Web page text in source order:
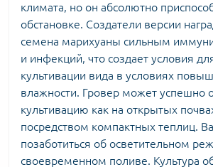
климата, но он абсолютно
обстановке. Создатели версии
семена марихуаны сильным
и инфекций, что создает условия
культивации вида в условиях
влажности. Гровер может успешно
культивацию как на открытых
посредством компактных теплиц.
позаботиться об осветительном
своевременном поливе. Культура